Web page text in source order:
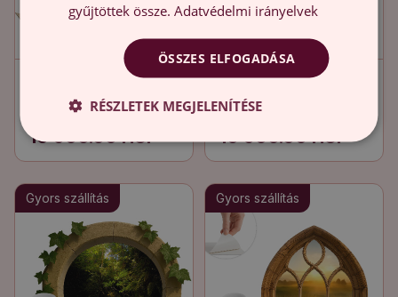
100x99 Sziklaablak
10 900.00 HUF
3D falmatrica lyuk
85x100 Napos rét
10 900.00 HUF
Gyors szállítás Gyors szállítás
gyűjtöttek össze.Adatvédelmi irányelvek
ÖSSZES ELFOGADÁSA
RÉSZLETEK MEGJELENÍTÉSE